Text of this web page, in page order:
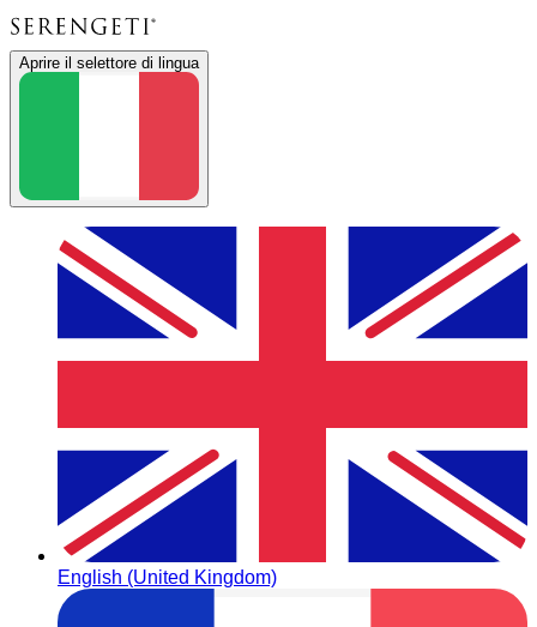
Aprire il selettore di lingua
English (United Kingdom)